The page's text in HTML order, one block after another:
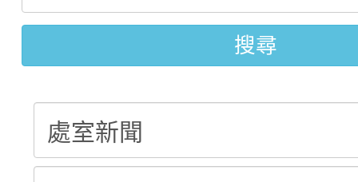
表
敬師藝文競賽』實施計
【甄選結果(第11招)】
學年度第1學期第7次代
結果(第11招)
【甄選結果(第3招)】
學年度第1學期第9次代
結果(第3招)
搜尋